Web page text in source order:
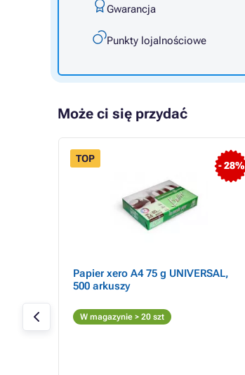
Gwarancja
Punkty lojalnościowe
Może ci się przydać
- 28%
TOP
Papier xero A4 75 g UNIVERSAL,
500 arkuszy
W magazynie > 20 szt